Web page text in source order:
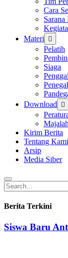
Cara
Sarana
Materi
Pelatih
Siaga
Download
Majalah
Kirim Berita
Tentang Kami
Arsip
Media Siber
Search
for:
Search
Berita Terkini
Siswa Baru